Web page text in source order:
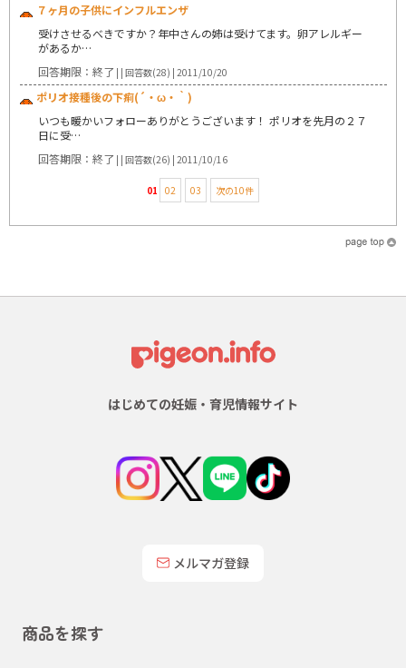
７ヶ月の子供にインフルエンザ
受けさせるべきですか？年中さんの姉は受けてます。卵アレルギー
があるか…
回答期限：終了 | | 回答数(28) | 2011/10/20
ポリオ接種後の下痢(´・ω・｀)
いつも暖かいフォローありがとうございます！ ポリオを先月の２７
日に受…
回答期限：終了 | | 回答数(26) | 2011/10/16
01 02 03 次の10件
はじめての妊娠・育児情報サイト
メルマガ登録
商品を探す